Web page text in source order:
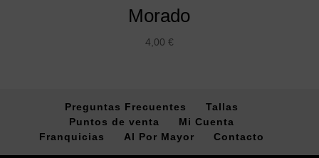
Morado
4,00 €
Preguntas Frecuentes
Tallas
Puntos de venta
Mi Cuenta
Franquicias
Al Por Mayor Contacto